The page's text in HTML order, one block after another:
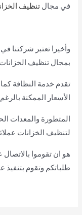
في مجال تنظيف
وأخيرا تعتبر
بمجال تنظيف
تقدم خدمة النظافة
الأسعار الممكنة
المتطورة والمعدات
لتنظيف الخزانات
هو ان تقوموا
طلباتكم وتقوم بتنفيذ